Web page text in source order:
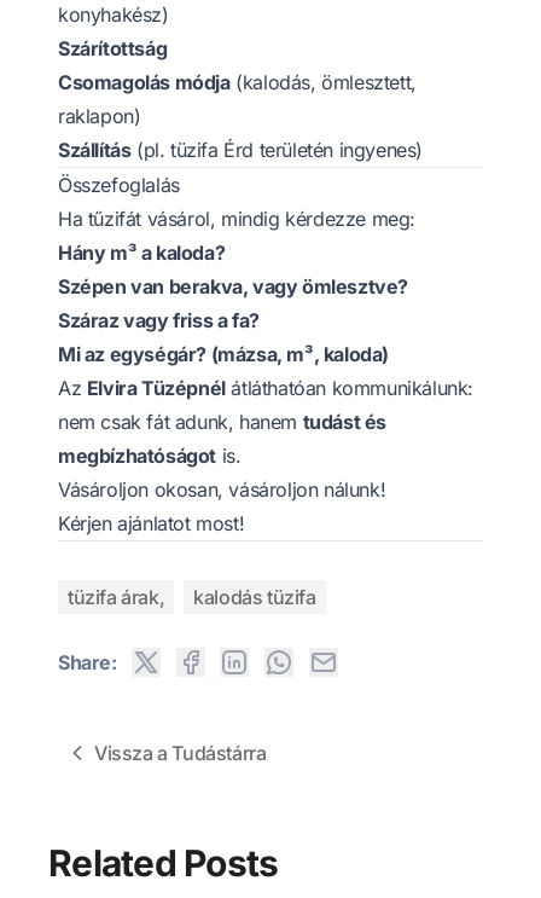
konyhakész)
Szárítottság
Csomagolás módja(kalodás, ömlesztett,
raklapon)
Szállítás(pl. tüzifa Érd területén ingyenes)
Összefoglalás
Ha tűzifát vásárol, mindig kérdezze meg:
Hány m³ a kaloda?
Szépen van berakva, vagy ömlesztve?
Száraz vagy friss a fa?
Mi az egységár? (mázsa, m³, kaloda)
Az Elvira Tüzépnélátláthatóan kommunikálunk:
nem csak fát adunk, hanem tudást és
megbízhatóságot is.
Vásároljon okosan, vásároljon nálunk!
Kérjen ajánlatot most!
tüzifa árak, kalodás tüzifa
Share:
Vissza a Tudástárra
Related Posts